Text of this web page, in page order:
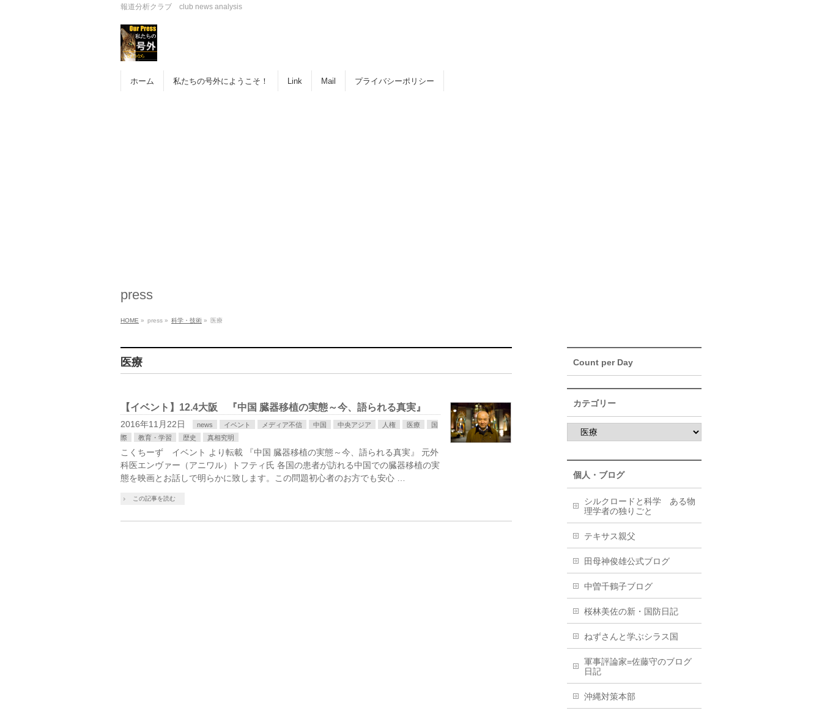
報道分析クラブ club news analysis
ホーム 私たちの号外にようこそ！ Link Mail プライバシーポリシー
press
HOME » press » 科学・技術 » 医療
医療
【イベント】12.4大阪 『中国 臓器移植の実態～今、語られる真実』
2016年11月22日 news イベント メディア不信 中国 中央アジア 人権 医療
国
際
教育・学習 歴史 真相究明
こくちーず イベント より転載 『中国 臓器移植の実態～今、語られる真実』 元外
科医エンヴァー（アニワル）トフティ氏 各国の患者が訪れる中国での臓器移植の実
態を映画とお話しで明らかに致します。この問題初心者のお方でも安心 …
この記事を読む
Count per Day
カテゴリー
個人・ブログ
シルクロードと科学 ある物
理学者の独りごと
テキサス親父
田母神俊雄公式ブログ
中曽千鶴子ブログ
桜林美佐の新・国防日記
ねずさんと学ぶシラス国
軍事評論家=佐藤守のブログ
日記
沖縄対策本部